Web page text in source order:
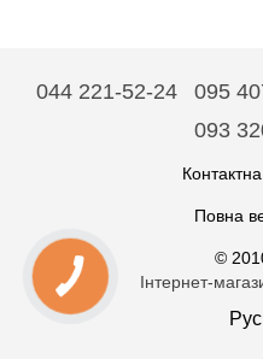
044 221-52-24 095
093
Повна
©
Інтернет-
Рус